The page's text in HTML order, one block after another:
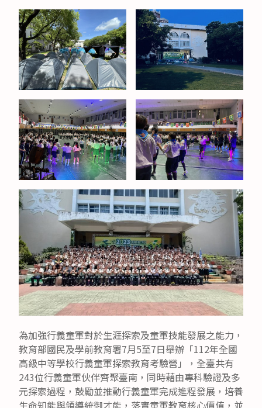
為加強行義童軍對於生涯探索及童軍技能發展之能力，
教育部國民及學前教育署7月5至7日舉辦「112年全國
高級中等學校行義童軍探索教育考驗營」，全臺共有
243位行義童軍伙伴齊聚臺南，同時藉由專科驗證及多
元探索過程，鼓勵並推動行義童軍完成進程發展，培養
生命知能與領導統御才能，落實童軍教育核心價值，並